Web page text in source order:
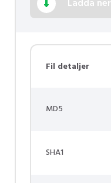
Ladda ner
Fil detaljer
MD5
SHA1